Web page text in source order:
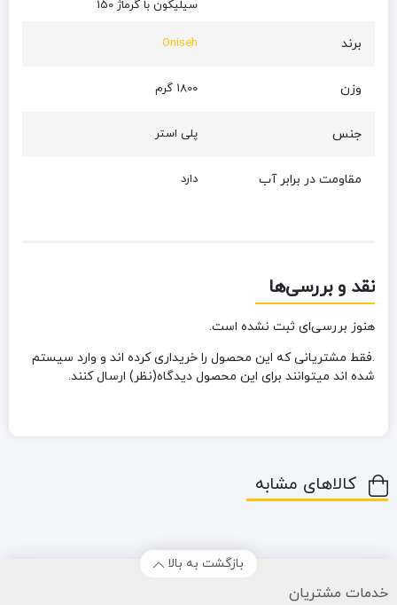
سیلیکون با گرماژ 150
برند Oniseh
وزن 1800 گرم
جنس پلی استر
مقاومت در برابر آب دارد
نقد و بررسی‌ها
هنوز بررسی‌ای ثبت نشده است.
.فقط مشتریانی که این محصول را خریداری کرده اند و وارد سیستم
شده اند میتوانند برای این محصول دیدگاه(نظر) ارسال کنند.
کالاهای مشابه
بازگشت به بالا
خدمات مشتریان